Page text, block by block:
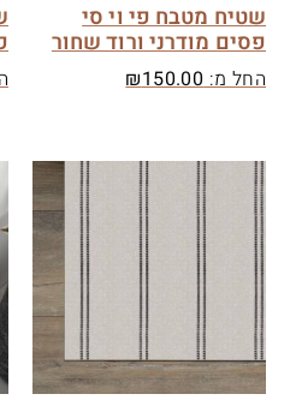
שטיח מטבח פי וי סי
פסים מודרני ורוד שחור
החל מ: ₪150.00